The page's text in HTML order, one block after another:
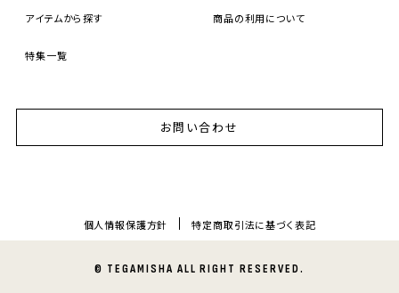
アイテムから探す
特集一覧
商品の利用について
お問い合わせ
個人情報保護方針 特定商取引法に基づく表記
© TEGAMISHA ALL RIGHT RESERVED.